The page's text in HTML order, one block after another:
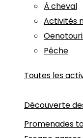
À cheval
Activités
Pêche
Toutes les
Découverte
Promenades